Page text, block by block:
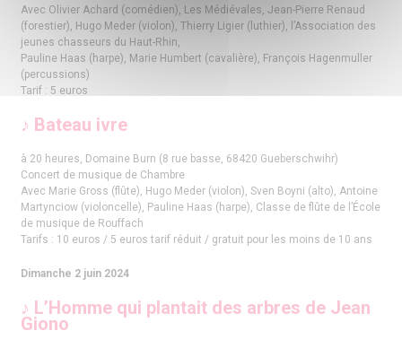
Avec Olivier Achard (comédien), Les Médiévales, Jean-Pierre Renaud
(forestier), Hugo Meder (violon), Thierry Ligier (luthier), l’Association des
jeunes chasseurs du Haut-Rhin,
Pauline Haas (harpe), Marie Humbert (cavalière), François Hagenmuller
(percussions)
Tarif : 5 euros
♪ Bateau ivre
à 20 heures, Domaine Burn (8 rue basse, 68420 Gueberschwihr)
Concert de musique de Chambre
Avec Marie Gross (flûte), Hugo Meder (violon), Sven Boyni (alto), Antoine
Martynciow (violoncelle), Pauline Haas (harpe), Classe de flûte de l’École
de musique de Rouffach
Tarifs : 10 euros / 5 euros tarif réduit / gratuit pour les moins de 10 ans
Dimanche 2 juin 2024
♪ L’Homme qui plantait des arbres de Jean
Giono